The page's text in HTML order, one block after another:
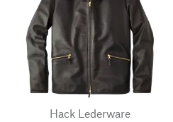
Hack Lederware